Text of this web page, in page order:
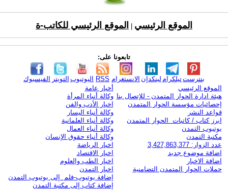
الموقع الرئيسي الموقع الرئيسي للكاتب-ة
تابعونا على:
الفيسبوك التويتر اليوتيوب RSS الانستغرام لينكدإن تيلكرامبنترست
الموقع الرئيسي
هيئة ادارة الحوار المتمدن - للإتصال بنا
إحصائيات مؤسسة الحوار المتمدن
قواعد النشر
ابرز كتاب / كاتبات الحوار المتمدن
يوتيوب التمدن
مكتبة التمدن
عدد الزوار: 3,427,863,377
اضافة موضوع جديد
اضافة الاخبار
حملات الحوار المتمدن التضامنية
أخبار عامة
وكالة أنباء المرأة
اخبار الأدب والفن
وكالة أنباء اليسار
وكالة أنباء العلمانية
وكالة أنباء العمال
وكالة أنباء حقوق الإنسان
اخبار الرياضة
اخبار الاقتصاد
اخبار الطب والعلوم
اخبار التمدن
إضافة يوتيوب-فلم إلى يوتيوب التمدن
إضافة كتاب إلى مكتبة التمدن